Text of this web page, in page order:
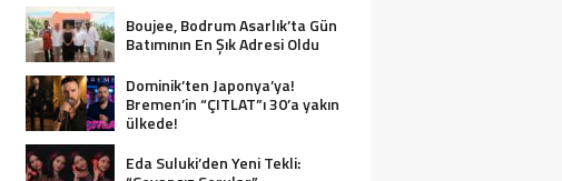
Boujee, Bodrum Asarlık’ta Gün
Batımının En Şık Adresi Oldu
Dominik’ten Japonya’ya!
Bremen’in “ÇITLAT”ı 30’a yakın
ülkede!
Eda Suluki’den Yeni Tekli: